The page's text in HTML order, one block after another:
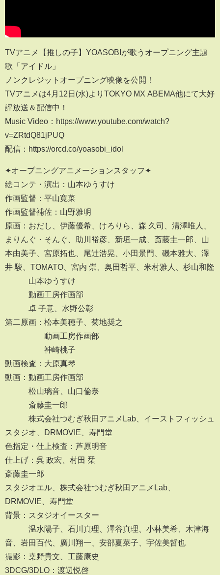
TVアニメ【推しの子】YOASOBIが歌うオープニング主題
歌「アイドル」
ノンクレジットオープニング映像を公開！
TVアニメは4月12日(水)よりTOKYO MX ABEMA他にて大好
評放送＆配信中！
Music Video：https://www.youtube.com/watch?
v=ZRtdQ81jPUQ
配信：https://orcd.co/yoasobi_idol
✦オープニングアニメーションスタッフ✦
絵コンテ・演出：山本ゆうすけ
作画監督：平山寛菜
作画監督補佐：山野雅明
原画：おだし、伊藤優希、けろりら、森 久司、清澤唯人、
まりんぐ・そんぐ、助川裕彦、新垣一成、斎藤圭一郎、山
本由美子、宮原拓也、尾辻浩晃、小田景門、磯本雅大、澤
井 駿、TOMATO、宮内 崇、奥田哲平、米村雅人、杉山和隆
山本ゆうすけ
動画工房作画部
卓 子意、水野公彰
第二原画：松本美穂子、菊地奨之
動画工房作画部
神崎桃子
動画検査：大原真琴
動画：動画工房作画部
松山璃音、山口倫奈
斎藤圭一郎
株式会社つむぎ秋田アニメLab、イーストフィッシュ
スタジオ、DRMOVIE、寿門堂
色指定・仕上検査：芦原明音
仕上げ：呉 政宏、村田 栞
斎藤圭一郎
スタジオエル、株式会社つむぎ秋田アニメLab、
DRMOVIE、寿門堂
背景：スタジオイースター
温水陽子、石川真理、澤谷真理、小林美希、木津海
音、岩田百代、廣川翔一、安部夏菜子、宇佐美哲也
撮影：桒野貴文、工藤康史
3DCG/3DLO：渡辺悦啓